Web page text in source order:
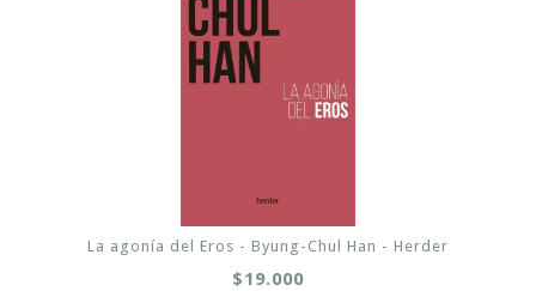
La agonía del Eros - Byung-Chul Han - Herder
$19.000